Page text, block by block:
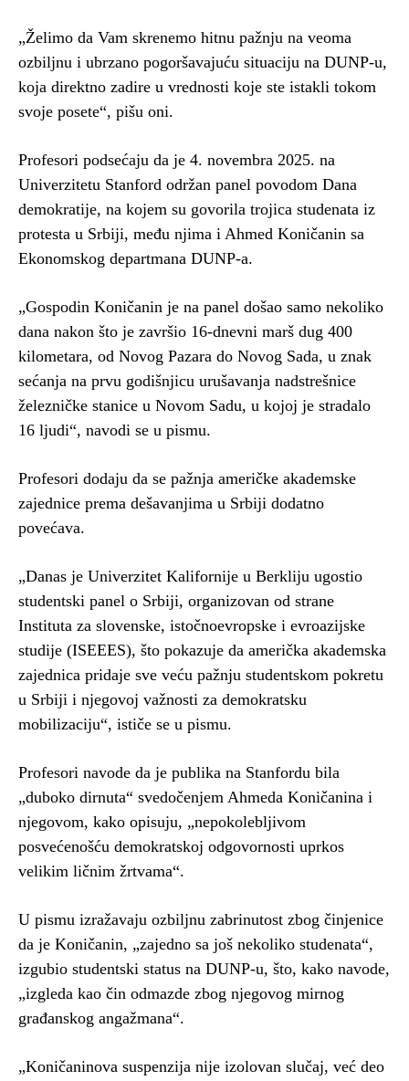
„Želimo da Vam skrenemo hitnu pažnju na veoma
ozbiljnu i ubrzano pogoršavajuću situaciju na DUNP-u,
koja direktno zadire u vrednosti koje ste istakli tokom
svoje posete“, pišu oni.
Profesori podsećaju da je 4. novembra 2025. na
Univerzitetu Stanford održan panel povodom Dana
demokratije, na kojem su govorila trojica studenata iz
protesta u Srbiji, među njima i Ahmed Koničanin sa
Ekonomskog departmana DUNP-a.
„Gospodin Koničanin je na panel došao samo nekoliko
dana nakon što je završio 16-dnevni marš dug 400
kilometara, od Novog Pazara do Novog Sada, u znak
sećanja na prvu godišnjicu urušavanja nadstrešnice
železničke stanice u Novom Sadu, u kojoj je stradalo
16 ljudi“, navodi se u pismu.
Profesori dodaju da se pažnja američke akademske
zajednice prema dešavanjima u Srbiji dodatno
povećava.
„Danas je Univerzitet Kalifornije u Berkliju ugostio
studentski panel o Srbiji, organizovan od strane
Instituta za slovenske, istočnoevropske i evroazijske
studije (ISEEES), što pokazuje da američka akademska
zajednica pridaje sve veću pažnju studentskom pokretu
u Srbiji i njegovoj važnosti za demokratsku
mobilizaciju“, ističe se u pismu.
Profesori navode da je publika na Stanfordu bila
„duboko dirnuta“ svedočenjem Ahmeda Koničanina i
njegovom, kako opisuju, „nepokolebljivom
posvećenošću demokratskoj odgovornosti uprkos
velikim ličnim žrtvama“.
U pismu izražavaju ozbiljnu zabrinutost zbog činjenice
da je Koničanin, „zajedno sa još nekoliko studenata“,
izgubio studentski status na DUNP-u, što, kako navode,
„izgleda kao čin odmazde zbog njegovog mirnog
građanskog angažmana“.
„Koničaninova suspenzija nije izolovan slučaj, već deo